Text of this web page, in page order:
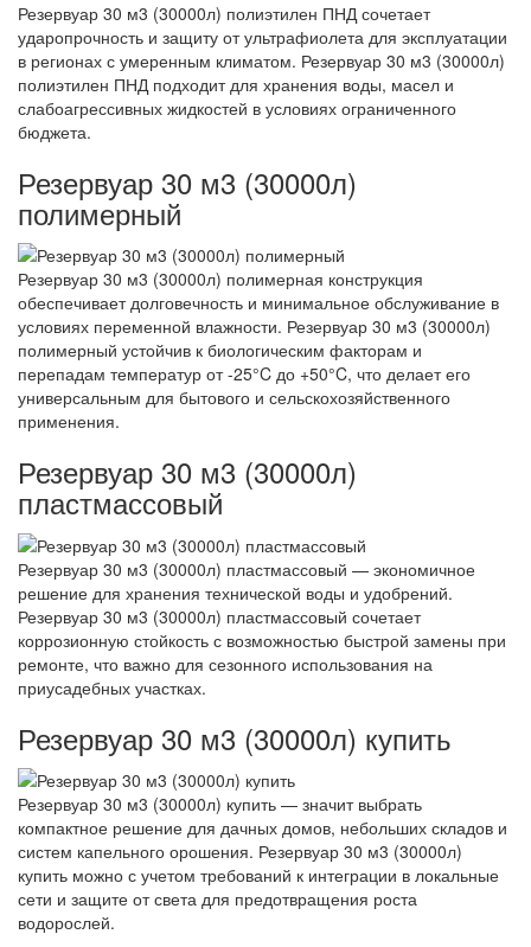
Резервуар 30 м3 (30000л) полиэтилен ПНД сочетает
ударопрочность и защиту от ультрафиолета для эксплуатации
в регионах с умеренным климатом. Резервуар 30 м3 (30000л)
полиэтилен ПНД подходит для хранения воды, масел и
слабоагрессивных жидкостей в условиях ограниченного
бюджета.
Резервуар 30 м3 (30000л)
полимерный
Резервуар 30 м3 (30000л) полимерная конструкция
обеспечивает долговечность и минимальное обслуживание в
условиях переменной влажности. Резервуар 30 м3 (30000л)
полимерный устойчив к биологическим факторам и
перепадам температур от -25°C до +50°C, что делает его
универсальным для бытового и сельскохозяйственного
применения.
Резервуар 30 м3 (30000л)
пластмассовый
Резервуар 30 м3 (30000л) пластмассовый — экономичное
решение для хранения технической воды и удобрений.
Резервуар 30 м3 (30000л) пластмассовый сочетает
коррозионную стойкость с возможностью быстрой замены при
ремонте, что важно для сезонного использования на
приусадебных участках.
Резервуар 30 м3 (30000л) купить
Резервуар 30 м3 (30000л) купить — значит выбрать
компактное решение для дачных домов, небольших складов и
систем капельного орошения. Резервуар 30 м3 (30000л)
купить можно с учетом требований к интеграции в локальные
сети и защите от света для предотвращения роста
водорослей.